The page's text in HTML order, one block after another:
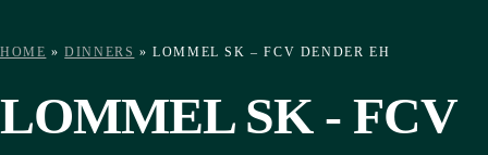
HOME »DINNERS »LOMMEL SK – FCV DENDER EH
LOMMEL SK - FCV